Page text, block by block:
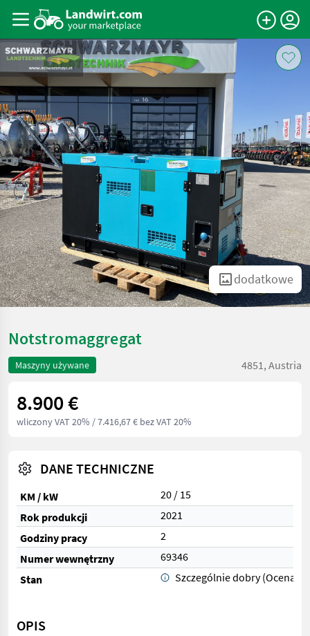
dodatkowe
Notstromaggregat
Maszyny używane 4851, Austria
8.900 €
wliczony VAT 20% / 7.416,67 € bez VAT 20%
DANE TECHNICZNE
KM / kW
20 / 15
Rok produkcji
2021
Godziny pracy
2
Numer wewnętrzny
69346
Stan
Szczególnie dobry (Ocena 1)
OPIS